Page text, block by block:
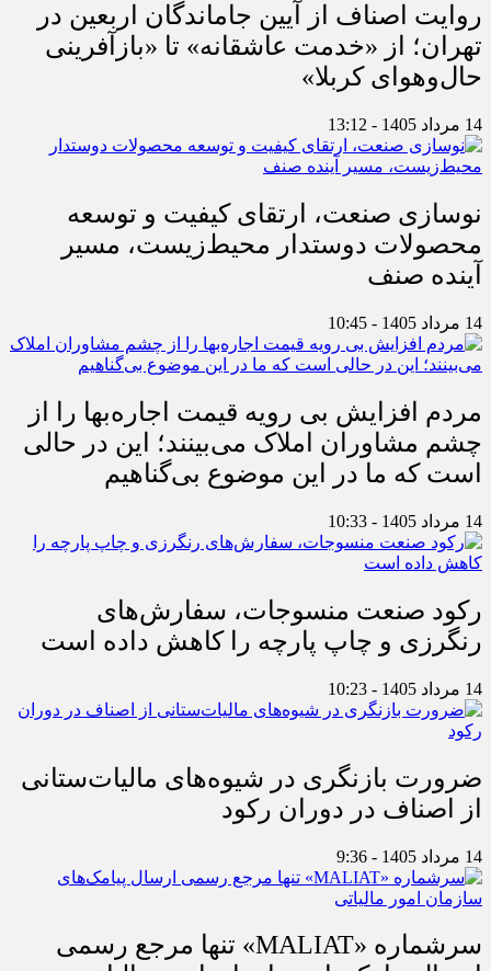
روایت اصناف از آیین جاماندگان اربعین در
تهران؛ از «خدمت عاشقانه» تا «بازآفرینی
حال‌وهوای کربلا»
14 مرداد 1405 - 13:12
نوسازی صنعت، ارتقای کیفیت و توسعه
محصولات دوستدار محیط‌زیست، مسیر
آینده صنف
14 مرداد 1405 - 10:45
مردم افزایش بی رویه قیمت اجاره‌بها را از
چشم مشاوران املاک می‌بینند؛ این در حالی
است که ما در این موضوع بی‌گناهیم
14 مرداد 1405 - 10:33
رکود صنعت منسوجات، سفارش‌های
رنگرزی و چاپ پارچه را کاهش داده است
14 مرداد 1405 - 10:23
ضرورت بازنگری در شیوه‌های مالیات‌ستانی
از اصناف در دوران رکود
14 مرداد 1405 - 9:36
سرشماره «MALIAT» تنها مرجع رسمی